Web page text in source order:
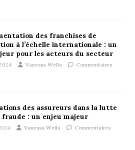
des franchises de
à l’échelle internationale : un
pour les acteurs du secteur
Vanessa Wells Commentaires
des assureurs dans la lutte
: un enjeu majeur
Vanessa Wells Commentaires